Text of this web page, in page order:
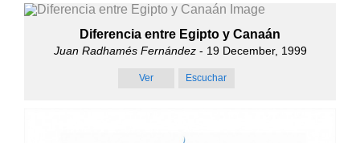
Diferencia entre Egipto y Canaán
Juan Radhamés Fernández- 19 December, 1999
Ver Escuchar